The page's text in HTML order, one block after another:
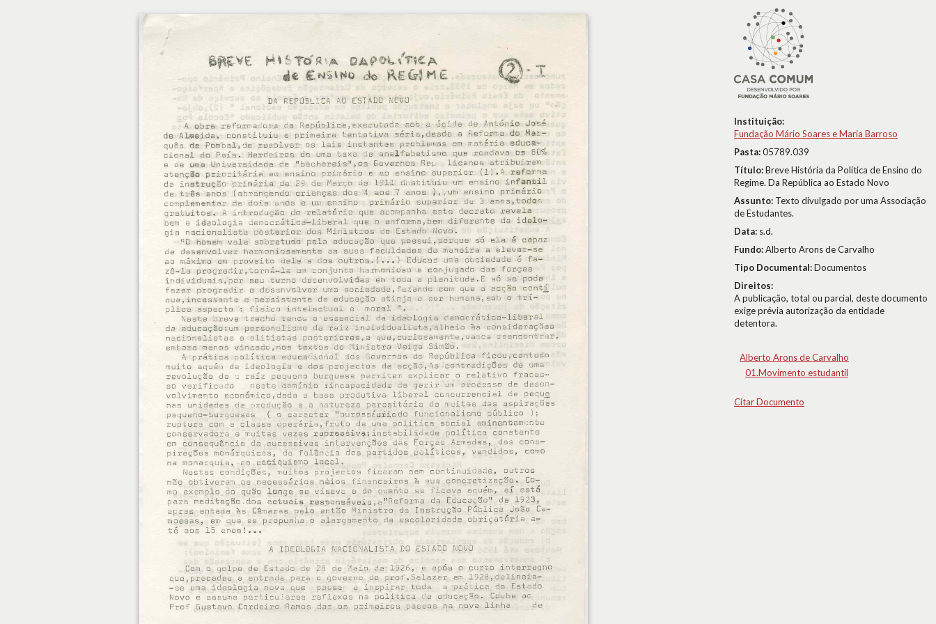
Instituição:
Fundação Mário Soares e Maria Barroso
Pasta:05789.039
Título:Breve História da Política de Ensino do
Regime. Da República ao Estado Novo
Assunto: Texto divulgado por uma Associação
de Estudantes.
Data: s.d.
Fundo:Alberto Arons de Carvalho
Tipo Documental:Documentos
Direitos:
A publicação, total ou parcial, deste documento
exige prévia autorização da entidade
detentora.
Alberto Arons de Carvalho
01.Movimento estudantil
Citar Documento